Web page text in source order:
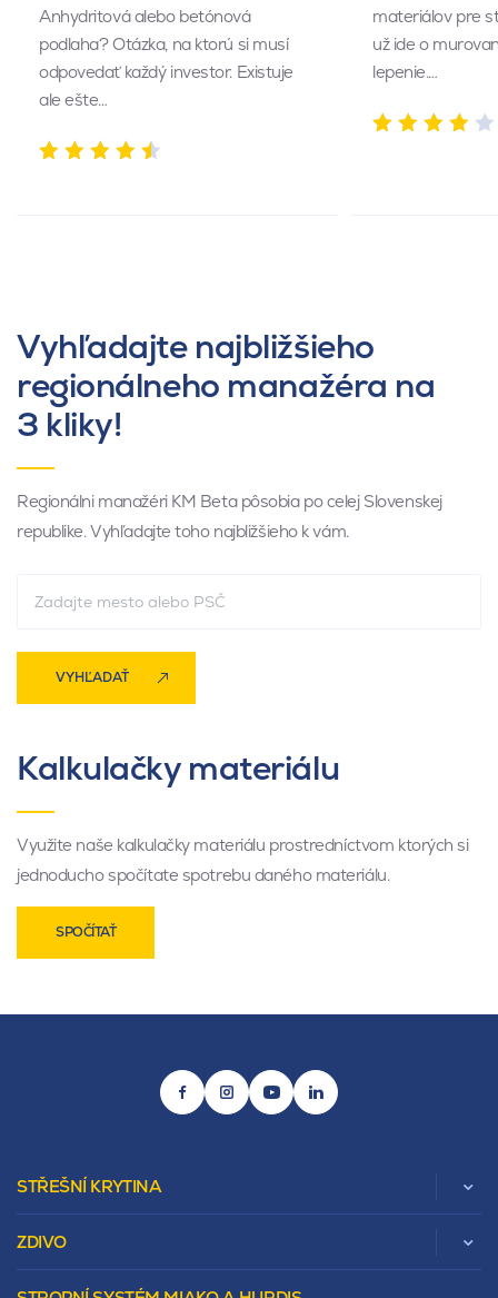
Anhydritová alebo betónová
podlaha? Otázka, na ktorú si musí
odpovedať každý investor. Existuje
ale ešte…
materiálov pre
už ide o
lepenie.…
Vyhľadajte najbližšieho
regionálneho manažéra na
3 kliky!
Regionálni manažéri KM Beta pôsobia po celej Slovenskej
republike. Vyhľadajte toho najbližšieho k vám.
VYHĽADAŤ
Kalkulačky materiálu
Využite naše kalkulačky materiálu prostredníctvom ktorých si
jednoducho spočítate spotrebu daného materiálu.
SPOČÍTAŤ
STŘEŠNÍ KRYTINA
ZDIVO